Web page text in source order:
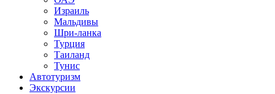
Израиль
Мальдивы
Шри-ланка
Турция
Таиланд
Тунис
Автотуризм
Экскурсии